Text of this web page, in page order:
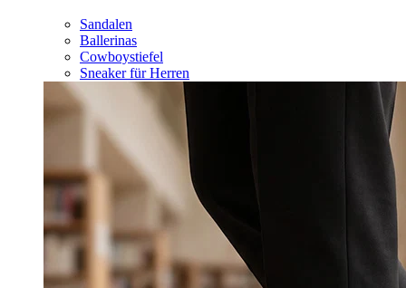
Sandalen
Ballerinas
Cowboystiefel
Sneaker für Herren